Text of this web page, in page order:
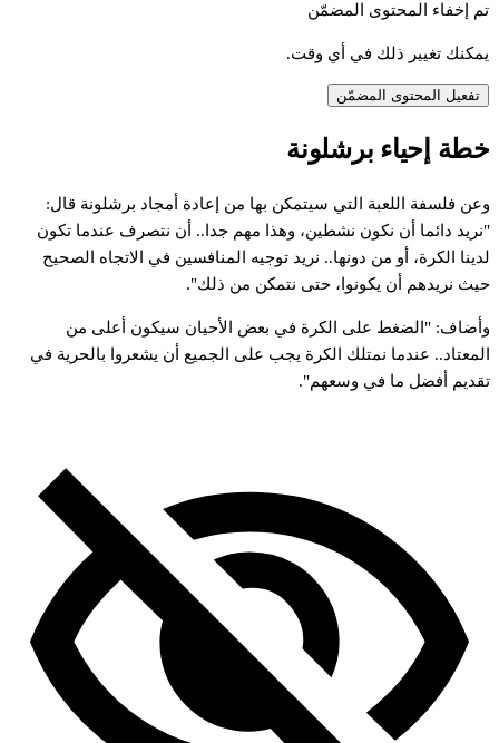
تم إخفاء المحتوى المضمّن
يمكنك تغيير ذلك في أي وقت.
تفعيل المحتوى المضمّن
خطة إحياء برشلونة
وعن فلسفة اللعبة التي سيتمكن بها من إعادة أمجاد برشلونة قال:
"نريد دائما أن نكون نشطين، وهذا مهم جدا.. أن نتصرف عندما تكون
لدينا الكرة، أو من دونها.. نريد توجيه المنافسين في الاتجاه الصحيح
حيث نريدهم أن يكونوا، حتى نتمكن من ذلك".
وأضاف: "الضغط على الكرة في بعض الأحيان سيكون أعلى من
المعتاد.. عندما نمتلك الكرة يجب على الجميع أن يشعروا بالحرية في
تقديم أفضل ما في وسعهم".